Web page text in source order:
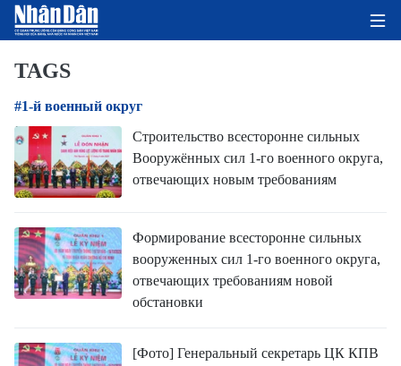
ПОЛИТИКА
ЭКОЛОГИЯ
TAGS
#1-й военный округ
Строительство всесторонне сильных
Вооружённых сил 1-го военного округа,
отвечающих новым требованиям
Формирование всесторонне сильных
вооруженных сил 1-го военного округа,
отвечающих требованиям новой
обстановки
[Фото] Генеральный секретарь ЦК КПВ